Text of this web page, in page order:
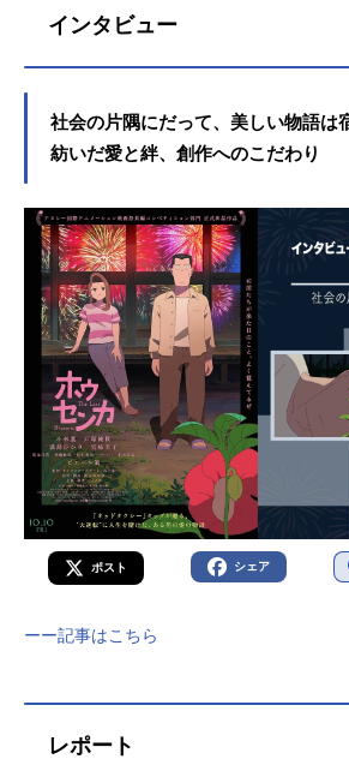
インタビュー
社会の片隅にだって、美しい物語は
紡いだ愛と絆、創作へのこだわり
ポスト シェア
ーー記事はこちら
レポート